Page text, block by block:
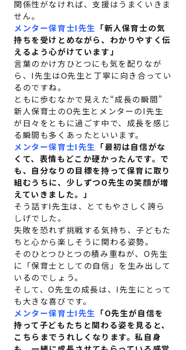
保育士の一日
動画一覧
先輩保育士の声
コラム
求人一覧
園のご案内
お仕事説明会
関係性がなければ、支援はうまくいきま
せん。
メンター保育士I先生 「新人保育士の気
持ちを受けとめながら、わかりやすく伝
えるよう心がけています」
言葉のかけ方ひとつにも気を配りなが
ら、I先生はO先生と丁寧に向き合ってい
るのですね。
ともに歩むなかで見えた“成長の瞬間”
新人保育士のO先生とメンターのI先生
が日々をともに過ごす中で、成長を感じ
る瞬間も多くあったといいます。
メンター保育士I先生 「最初は自信がな
くて、表情もどこか硬かったんです。で
も、自分なりの目標を持って保育に取り
組むうちに、少しずつO先生の笑顔が増
えていきました。」
そう話すI先生は、とてもやさしく誇ら
しげでした。
失敗を恐れず挑戦する気持ち、子どもた
ちと心から楽しそうに関わる姿勢。
そのひとつひとつの積み重ねが、O先生
に「保育士としての自信」を生み出して
いるのでしょう。
そして、O先生の成長は、I先生にとって
も大きな喜びです。
メンター保育士I先生 「O先生が自信を
持って子どもたちと関わる姿を見ると、
こちらまでうれしくなります。私自身